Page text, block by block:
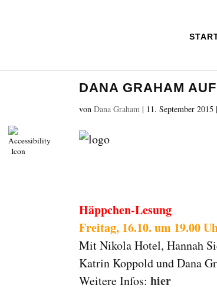
DANA GRAHAM
vonDana Graham | 11. September 2015
Häppchen-Lesung
Freitag, 16.10. um 19.00
Mit Nikola Hotel, Hannah
Katrin Koppold und Dana
Weitere Infos:hier